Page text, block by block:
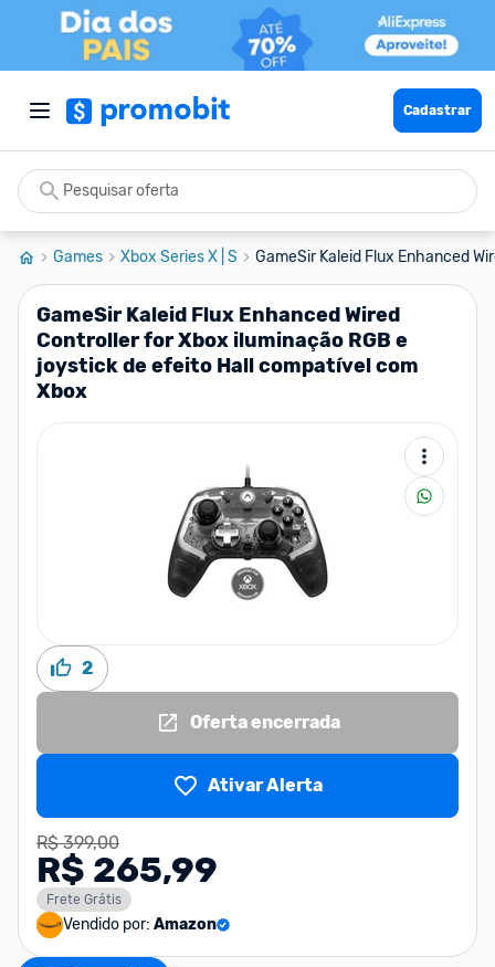
Cadastrar
Games Xbox Series X | S GameSir Kaleid Flux Enhanced
GameSir Kaleid Flux Enhanced Wired
Controller for Xbox iluminação RGB e
joystick de efeito Hall compatível com
Xbox
2
Oferta encerrada
Ativar Alerta
R$ 399,00
R$ 265,99
Frete Grátis
Vendido por: Amazon